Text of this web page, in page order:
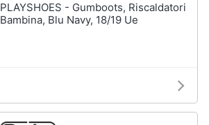
PLAYSHOES - Gumboots, Riscaldatori
Bambina, Blu Navy, 18/19 Ue